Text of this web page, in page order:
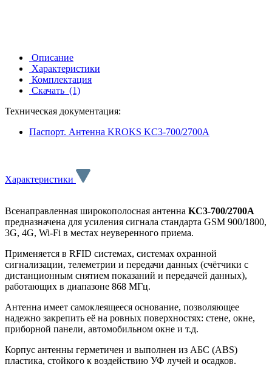
Описание
Характеристики
Комплектация
Скачать (1)
Техническая документация:
Паспорт. Антенна KROKS KC3-700/2700A
Характеристики
Всенаправленная широкополосная антенна KC3-700/2700A
предназначена для усиления сигнала стандарта GSM 900/1800,
3G, 4G, Wi-Fi в местах неуверенного приема.
Применяется в RFID системах, системах охранной
сигнализации, телеметрии и передачи данных (счётчики с
дистанционным снятием показаний и передачей данных),
работающих в диапазоне 868 МГц.
Антенна имеет самоклеящееся основание, позволяющее
надежно закрепить её на ровных поверхностях: стене, окне,
приборной панели, автомобильном окне и т.д.
Корпус антенны герметичен и выполнен из АБС (ABS)
пластика, стойкого к воздействию УФ лучей и осадков.